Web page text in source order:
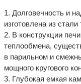
1. Долговечность и
изготовлена из
2. В конструкции
теплообмена,
в парильном и
мощного кругового
3. Глубокая емкая